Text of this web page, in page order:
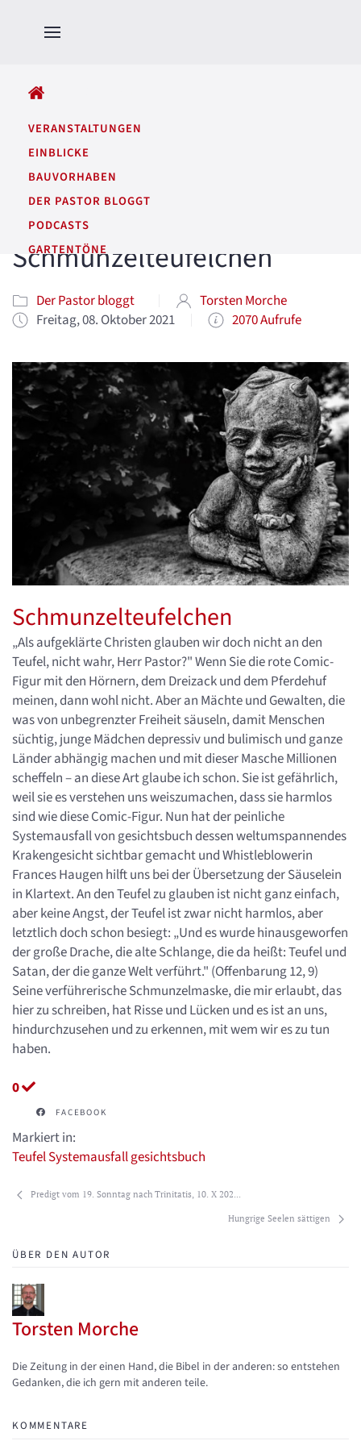
VERANSTALTUNGEN
EINBLICKE
BAUVORHABEN
DER PASTOR BLOGGT
PODCASTS
GARTENTÖNE
Schmunzelteufelchen
Der Pastor bloggt
Torsten Morche
Freitag, 08. Oktober 2021
2070 Aufrufe
Schmunzelteufelchen
„Als aufgeklärte Christen glauben wir doch nicht an den
Teufel, nicht wahr, Herr Pastor?" Wenn Sie die rote Comic-
Figur mit den Hörnern, dem Dreizack und dem Pferdehuf
meinen, dann wohl nicht. Aber an Mächte und Gewalten, die
was von unbegrenzter Freiheit säuseln, damit Menschen
süchtig, junge Mädchen depressiv und bulimisch und ganze
Länder abhängig machen und mit dieser Masche Millionen
scheffeln – an diese Art glaube ich schon. Sie ist gefährlich,
weil sie es verstehen uns weiszumachen, dass sie harmlos
sind wie diese Comic-Figur. Nun hat der peinliche
Systemausfall von gesichtsbuch dessen weltumspannendes
Krakengesicht sichtbar gemacht und Whistleblowerin
Frances Haugen hilft uns bei der Übersetzung der Säuselein
in Klartext. An den Teufel zu glauben ist nicht ganz einfach,
aber keine Angst, der Teufel ist zwar nicht harmlos, aber
letztlich doch schon besiegt: „Und es wurde hinausgeworfen
der große Drache, die alte Schlange, die da heißt: Teufel und
Satan, der die ganze Welt verführt." (Offenbarung 12, 9)
Seine verführerische Schmunzelmaske, die mir erlaubt, das
hier zu schreiben, hat Risse und Lücken und es ist an uns,
hindurchzusehen und zu erkennen, mit wem wir es zu tun
haben.
0
FACEBOOK
Markiert in:
TeufelSystemausfallgesichtsbuch
Predigt vom 19. Sonntag nach Trinitatis, 10. X 202...
Hungrige Seelen sättigen
ÜBER DEN AUTOR
Torsten Morche
Updates abonnieren
Abo von Updates dieses Autors beenden
Die Zeitung in der einen Hand, die Bibel in der anderen: so entstehen
Gedanken, die ich gern mit anderen teile.
KOMMENTARE